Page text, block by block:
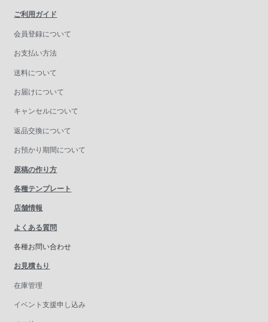
ご利用ガイド
会員登録について
お支払い方法
送料について
お届けについて
キャンセルについて
返品交換について
お預かり期間について
原稿の作り方
各種テンプレート
店舗情報
よくある質問
各種お問い合わせ
お見積もり
在庫管理
イベント支援申し込み